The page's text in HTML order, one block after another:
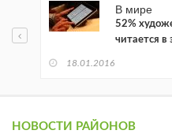
В мире
52%
читается в
18.01.2016
НОВОСТИ РАЙОНОВ